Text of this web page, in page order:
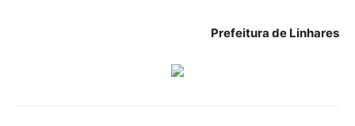
Prefeitura de Linhares